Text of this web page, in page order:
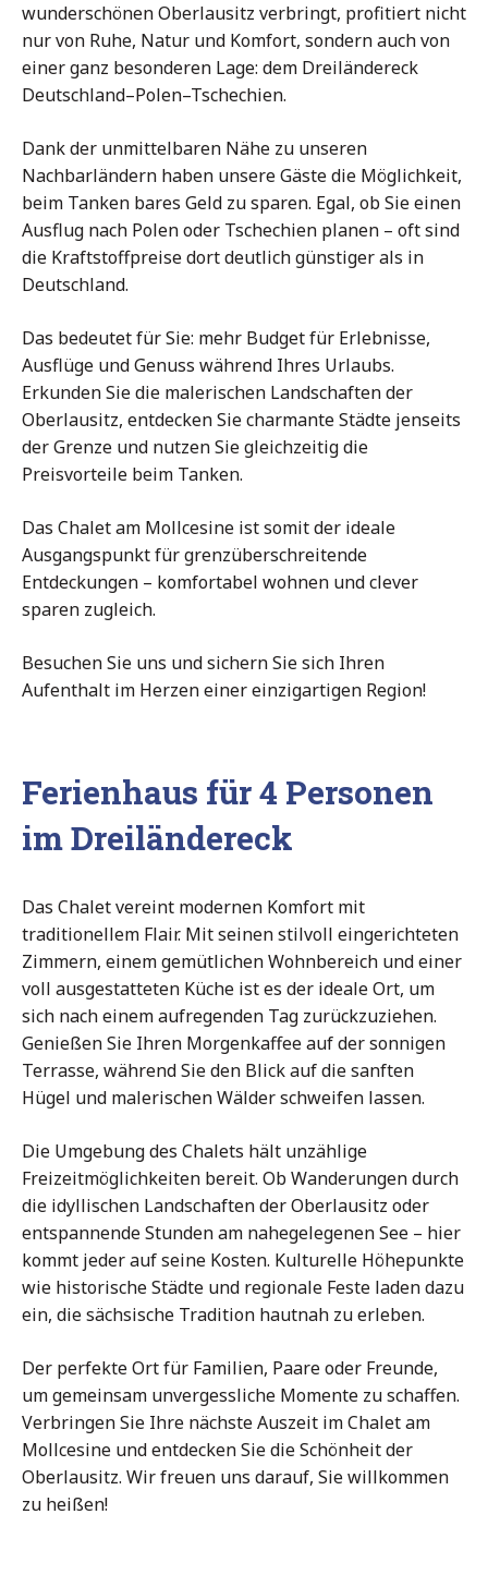
wunderschönen Oberlausitz verbringt, profitiert nicht
nur von Ruhe, Natur und Komfort, sondern auch von
einer ganz besonderen Lage: dem Dreiländereck
Deutschland–Polen–Tschechien.
Dank der unmittelbaren Nähe zu unseren
Nachbarländern haben unsere Gäste die Möglichkeit,
beim Tanken bares Geld zu sparen. Egal, ob Sie einen
Ausflug nach Polen oder Tschechien planen – oft sind
die Kraftstoffpreise dort deutlich günstiger als in
Deutschland.
Das bedeutet für Sie: mehr Budget für Erlebnisse,
Ausflüge und Genuss während Ihres Urlaubs.
Erkunden Sie die malerischen Landschaften der
Oberlausitz, entdecken Sie charmante Städte jenseits
der Grenze und nutzen Sie gleichzeitig die
Preisvorteile beim Tanken.
Das Chalet am Mollcesine ist somit der ideale
Ausgangspunkt für grenzüberschreitende
Entdeckungen – komfortabel wohnen und clever
sparen zugleich.
Besuchen Sie uns und sichern Sie sich Ihren
Aufenthalt im Herzen einer einzigartigen Region!
Ferienhaus für 4 Personen
im Dreiländereck
Das Chalet vereint modernen Komfort mit
traditionellem Flair. Mit seinen stilvoll eingerichteten
Zimmern, einem gemütlichen Wohnbereich und einer
voll ausgestatteten Küche ist es der ideale Ort, um
sich nach einem aufregenden Tag zurückzuziehen.
Genießen Sie Ihren Morgenkaffee auf der sonnigen
Terrasse, während Sie den Blick auf die sanften
Hügel und malerischen Wälder schweifen lassen.
Die Umgebung des Chalets hält unzählige
Freizeitmöglichkeiten bereit. Ob Wanderungen durch
die idyllischen Landschaften der Oberlausitz oder
entspannende Stunden am nahegelegenen See – hier
kommt jeder auf seine Kosten. Kulturelle Höhepunkte
wie historische Städte und regionale Feste laden dazu
ein, die sächsische Tradition hautnah zu erleben.
Der perfekte Ort für Familien, Paare oder Freunde,
um gemeinsam unvergessliche Momente zu schaffen.
Verbringen Sie Ihre nächste Auszeit im Chalet am
Mollcesine und entdecken Sie die Schönheit der
Oberlausitz. Wir freuen uns darauf, Sie willkommen
zu heißen!